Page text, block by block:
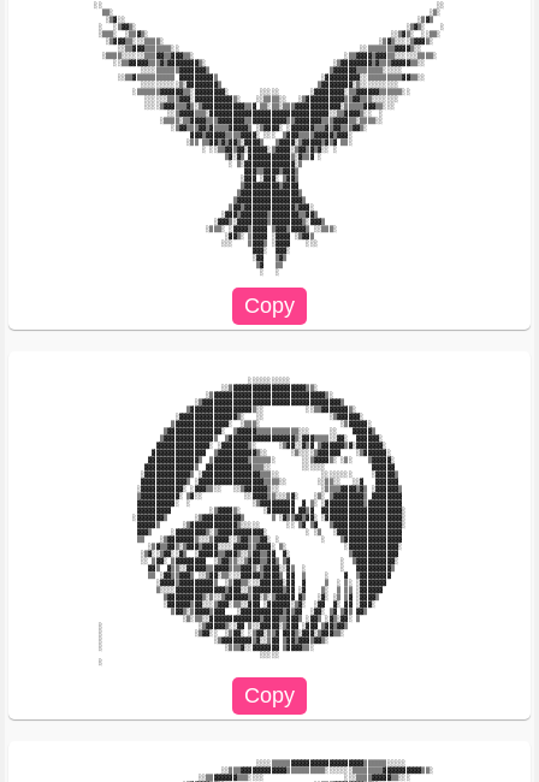
░░                                                                                       ░░
   ▒▒░                                                                                  ░▒░
    ░▒▓░░                                                                            ░▒▓▒
  ░   ░▒▓▓▒░                                                                      ░▒▓▒░    ░
  ░▒▒▒░  ░▒▒▓▒░                                                               ░░▒▓▒░  ░░▒▒░
    ░▒▓▓▓▒▒░░░▒▒▒▒░                                                        ░▒▓▒░░░░▒▓▓▓▒░
       ░░▒▒▓▓▓▒▒▒▒▒▒▒░░                                               ░░▒▒▒▒▒▒▒▓▓▓▓▒░░
   ░▒▒▒▒░░░░░░▒▒▒▓▓▒▒▓▓▓▒▒░                                       ░▒▒▓▓▓▓▒▓▓▓▒▒░░░░░░▒▒▒▒░
      ░░▒▒▓▓▓▓▓▒▒▒▓▒▓▓▓▓▓▓▓▓▒░                                 ░▒▓▓▓▓▓▓▓▓▒▓▒▒▒▓▓▓▓▓▒▒░░
             ░░░░▒▒▒▒▒▒▓▓▓▓▓▓▓▒                               ▒▓▓▓▓▓▓▒▒▒▒▒▒▒░░░░░
       ░░▒▒▓▒▒▒▒▒▒▒▒▒▒ ▓▓▓▓▓▓▓▓▓▒                           ░▓▓▓▓▓▓▓▓▓░░▒▒▒▒▒▒▒▒▒▓▓▒▒░░
             ░░░░░░░░░░▒░▓▓▓▓▓▓▓▓▒                         ▒▓▓▓▓▓▓▓▓░▒░░░░░░░░░░
           ░▒▒▒▒▒▒▓▓▓▓▓▓▒▒░▓▓▓▓▓▓▓▓░        ░░░░░        ░▓▓▓▓▓▓▓▓░▒▒▓▓▓▓▓▓▒▒▒▒▒▒░░
              ░░░░░░▒▒▒▓▓▓░▓▓▓▓▓▓▓▓▓▓▒░    ░░▒▒▒▒░░   ░▒▓▓▓▓▓▓▓▓▓▓▒▒▓▓▒▒▒░░░░░░░
              ░░░░▒▓▓▓▒▒▒▓▒░▒▓▓▓▓▓▓▓▓▓▓▓▒▒▓ ▒▒░▒▒░▒▒▒▓▓▓▓▓▓▓▓▓▓▓▓░▒▒▒▒▒▓▓▓▒▒░░░
                    ░░▒▓▓▓▓▒▒▒░▓▓▓▓▓▓▓▓▓▓▓▓▓▓▓▓▓▓▓▓▓▓▓▓▓▓▓▓▓▓▓░░▒▒▓▓▓▓▒░░  ░
                  ░▒▒▒▒░▒▒▓▓▓▓▒▒▒▓▓▓▓▓▓▓▒▒▓▓▓▓▓▓▓▓▓▒▒▓▓▓▓▓▓▓▒▒▒▓▓▓▓▒▒░▒▒▒▒░░
                     ░▒▓▓▒▒▒▓▓▒▓▒▒▒▒▓▓▓▓▓▒ ░▒▓▓▓▓░ ░▓▓▓▓▓▓▒▒▒▓▒▓▓▒▒▒▓▓▒░
                          ▓▓▓▒▓▓▓▓▓▒▒▒▒▓▓▓▓░ ░░░  ▒▓▓▓▒▒▒▒▓▓▓▓▓▒▓▓▓░
                         ░▒▒ ▒▒▓▓▒▓▒▓▓▒░▓▓▓▓▒   ▒▓▓▓▓░▒▓▓▓▓▓▒▓▒▓ ▒▒░
                             ░ ░░▒▒▓▓▒▓▓░▓▓▓▓▓░▒▓▓▓▓░▒▓▓▒▓▒▓░░ ░
                                   ▒▓░▓▒ ▓▓▓▓▓▓▓▓▓▓▓▒░▓▒▒▓ ░
                                    ░ ▒░▓▓▓▓▓▓▓▓▓▓▓▓▓░▒
                                        ▓▓▓▒▒▓▓▓▓▒▓▓▓▒
                                       ░▓▓▓ ░▓▓▓░ ▒▓▓▒
                                       ▒▓▓▓▓▓▓▓▓▓▒▓▓▓▓
                                      ▒▓▓▓▓▓▓▓▓▓▓▓▓▓▓▓▒
                                     ▒▓▓▓▓▓▓▓▓▓▓▓▓▓▓▓▓▓▒
                                    ▒▓▓▒▓▓▓▓▓▓▓▓▓▓▓▓▓▒▓▓▓░
                                  ░▓▓▓▒▓▓▓▓▓▓▓▒▓▓▓▓▓▓▓▒▒▓▓▒
                                ░▓▓▓▒░▓▓▓▓▓▓▓▓▒▓▓▓▓▓▓▓▓▒░▓▓▓▒
                              ░▒▒▒░ ░▓▓▓▓▒▓▓▓▓ ▒▓▓▓▒▓▓▓▓▒ ░░▒▒▒░
                                   ░▓▓▒░ ▒▓▓▓▓ ░▓▓▓▓ ░▒▓▓▒
                                  ░░░    ▒▓▓▓▒ ░▓▓▓▓    ░░░
                                          ▓▓▓░  ▓▓▓░
                                          ░▓▓   ▒▓▒
                                           ▒▓   ▒▒
                                         ░░░░░░░░░░░
                                  ░░▒▓▓▓▓▓▓▓▓▓▓▓▓▓▓▓▓▓▓▓▒▒░
                              ░▒▓▓▓▓▓▓▓▓▓▓▓▓▓▓▓▓▓▓▓▓▓▓▓▓▓▓▓▓▓▒░
                           ░▒▓▓▓▓▓▓▓▓▓▓▓▓▓▓▓▓▓▓▓▓▓▓▓▓▓▓▓▓▓▓▓▓▓▓▓▓▒
                         ▒▓▓▓▓▓▓▓▓▓▓▓▓▓▓▓▓▒░░           ░░▒▒▓▓▓▓▓▓▓▒░
                      ░▓▓▓▓▓▓▓▓▓▓▓▓▓▓▓▒░   ░░                 ░▒▓▓▓▓▓▓░
                     ▒▓▓▓▓▓▓▓▓▓▓▓▓▓▓░  ░▒▒▒░                     ░▒▓▓▓▓▓░
                   ▒▓▓▓▓▓▓▓▓▓▓▓▓▓▓░  ▒▓▓▓▓▓▒▒▒▒▒▒▒▒▒▒▒░░░     ░░    ▓▓▓▓▓▒
                  ▒▓▓▓▓▓▓▓▓▓▓▓▓▓▒  ▒▓▓▓▓▓▓▓▓▓▓▓▓▓▓▓▓▓▒░▓▓▓▒▒▒▒░░▓▓░  ▓▓▓▓▓▓░
                 ▓▓▓▓▓▓▓▓▓▓▓▓▓▓░ ░▓▓▓▓▓▓▓▒░      ░▒▓▓░░▓▒▓ ▒▓▓▓▓▓▓▒▓░▓▓▓▓▓▓▓░
                ▓▓▓▓▓▓▓▓▓▓▓▓▓▓  ▒▓▓▓▓▓▓▓▓▓▓▒░░      ░▒░░░░▒▓▓▓▓▓▓    ░▒▓▓▓▓▓▓░
               ▓▓▓▓▓▓▓▓▓▓▓▓▓▒  ▒▓▓▓▓▓▓▓▓▓▒▒▒▒▒▒░       ░░▒▓▓▓▓▒░ ░▒░    ▒▓▓▓▓▓░
              ▓▓▓▓▓▓▓▓▓▓▓▓▓▒  ▓▓▓▓▓▓▓▓▓▓▓▓▒▒▒░░        ░░░░░░            ▓▓▓▓▓▓
             ░▓▓▓▓▓▓▓▓▓▓▓▓▒ ░▓▓▓▓▓▓▓▓▓▓▓▓▓▓▓▒▒▒░░           ░░░░░░░░     ░▓▓▓▓▓▒
             ▓▓▓▓▓▓▓▓▓▓▓▓▒ ░▓▓▓▓▓▓▓▓▓▓▓▓▓▓▓▓▓▒▒▒▒░░        ░░▒▒░░   ░░▓   ▓▓▓▓▓▓
            ░▓▓▓▓▓▓▓▓▓▓▓░ ░▓▓▓▒▒░░   ░░▒▓▓▓▓▓▓▒░░           ░▒▒▒▒▓▓▓▓▒▓▒ ░▓▓▓▓▓▓▒
            ▒▓▓▓▓▓▓▓▓▓▓░ ▒▓░░           ░░▓▓▓▓▒▒░░░▒▓░    ░▒░ ▒▓▓▓▓▓▓▓▓▒ ▓▓▓▓▓▓▓▓
            ▓▓▓▓▓▓▓▓▓▓░  ░                ░▒▓▓▓▓▓▓▓▓▓  ▓ ▒░ ░▓▓▓▓▓▓▓▓▓▓▒▓▓▓▓▓▓▓▓▓
            ▓▓▓▓▓▓▓▓▓          ░▒▓▓▓▓▒░      ░▓▓▓▓▓▓▓ ▓▓▒▓  ▓▓▓▓▓▓▓▓▓▓▓▓▓▓▓▓▓▓▓▓▓░
           ░▓▓▓▓▓▓▓▒       ░▒▓▓▓▓▓▓▓▓▓▓▒       ▒ ░▓▒▒▓▓▒▓▓░ ░▓▓▓▓▓▓▓▓▓▓▓▓▓▓▓▓▓▓▓▓░
            ▓▓▓▓▓▒      ░▒▓▓▓▓▓▓▓▓▓▓▓▓▒░░░░░       ░░ ▒▓ ▒▓   ▒▓▓▓▓▓▓▓▓▓▓▓▓▓▓▓▓▓▓░
            ▓▓▓▒     ░▓▓▓▓▓▓▓▓▒░▒▓▓▓▓▓▓▓▓▓▓▓▓░          ░ ░▒   ░▓▓▓▓▓▓▓▓▓▓▓▓▓▓▓▓▓
            ▒▒    ░▒▓▓▓▓▓▓▓▒░░░▒▓▓▓▓░░▒▓▓▒▒▒▓▓░ ░           ░    ▒▓▓▓▓▓▓▓▓▓▓▓▓▓▓▓
               ░▒▓▒▒▓▓▒░▒▓▓▓▒▓▓▓▓░░░░▓▓▓▓▒▒▓▓▓▓░ ▒░               ░▓▓▓▓▓▓▓▓▓▓▓▓▓░
             ░▒▓░░▒▓▓░░▓▒  ░▓▓▓▓▓▒▒▓▓▓▒░░▒▓▓▒▒▓▓  ▓░               ▒▓▓▓▓▓▓▓▓▓▓▓▓
             ░░ ▒▓▓░ ▒▓▓▓▓▓▓▓▓  ░▒▓▓▒▒░░▒▓▓▓▒▒▓▓▒ ▒▓             ░  ▒▓▓▓▓▓▓▓▓▓▓░
               ▓▓▒  ▓▒▒░░▓▓▓▓▓▒▒▓▓▓▓▒▒▒▓▓▓▒░▒▓▓▓▓░░▓▒  ░         ░   ▓▓▓▓▓▓▓▓▓▒
               ▒▒ ░▓▓▒▒▓▓▓▒ ░░▒▓▓░▒▒░░░▓▓▓▓▓▒▓▓▓▓▒ ▓▓  ▒     ░    ▓  ▒▓▓▓▓▓▓▓▓
                 ░▓▓▓▓▒▓▓▓▓▓▓▓▓▓▒  ░▒▓▓▒▒░░░▓▓▓▓▓▓░▓▓  ▓     ▒  ░ ▒░ ░▓▓▓▓▓▓▓
                 ▒░░░░▓▓▓▓▓▓▓▓▓▓▓▓▓▒▓▓▓░░▒▓▓▓▓▓▓▓▓▒▓▓ ░▓    ▒░  ▒ ▒▒ ░▓▓▓▓▓▓
                   ▒▓▓▓▓▓▓▓▓▓▒░▒░░▒▓▓▓▓▓▓▒▓▓░▒░▒▓▓▓▓▓ ▓▒   ░▓░ ░▒ ▒▓ ░▓▓▓▓▒
                   ░▓▓▓▓▓▓▒▓▓░░░▒▓▓▓░▒▒░░▓▓▓ ░▓▓▓▓▓▓░▒▓░  ░▓▓  ▓░ ▓▓ ░▓▓▓░
                     ▒▓▓▒░▒▓▓▓▓▒▓▓▓   ░▓▓▓▓▓▓▓▓▓▓▓▒▓▒▓▓  ░▓▓░ ▒▓ ▒▓▒ ▓▓▒
                        ░▒░▒▒░░▓▓▓▓▓▓▓▓▓▓▓▓▓▒▓▓▓▓▒▒▓▓▓▒ ░▓▓▒ ░▓▒░▓▓░ ▒
  ░                         ░▒▓▓▓▓▓▒░░▓▓ ▒░░▓▓▓▓▓░▒▓▓▓ ░▓▓▓ ▒▓▓▒▓▓▒
  ░                        ░▒▓▓░░  ░▒▓▓░ ░▒▓▓░▒▒▓ ▓▓▓▒░▓▓▓░▒▓▓▓▒▒░
  ░                             ░▒▓▓▓▓▓▓▓▓▒▓░░▒▓▓ ▒▓▓▒▓▓▓▒▓▓▒░
  ░                                ░▒▒▒▓░░▓▓▓▓▓▓▓ ▒▓▓▓▓▒▒░
                                            ░░░░░
                                           ░░░░▒▒▒▒▒▓▓▓▓▓▓▓▓▓▓▓▓▓▓▓▓▓▓▓▒▒▒▒▒▒░░░░░
                                  ░░▒▒▒▓▓▓▓▓▓▓▓▓▓▓▓▒▒▒▒▒▒▒▒▒▒░░░░░░░▒▒▒▒▒▒▒▒▓▓▓▓▓▓▓▓▓▓▒▒░
                            ░░▒▒▓▓▓▓▓▓▒▒▒░░░░                     ░░░▒▒▒▒▓▓▓▓▓▒▒░░░